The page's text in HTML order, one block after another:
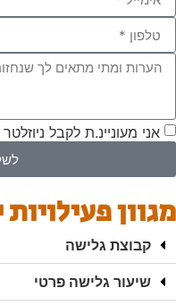
אני מעוניינ.ת לקבל
מגוון פעילויות
קבוצת גלישה
שיעור גלישה פרטי